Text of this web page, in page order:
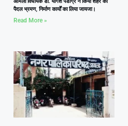
पैदल भ्रमण, निर्माण कार्यों का लिया जायजा।
Read More »